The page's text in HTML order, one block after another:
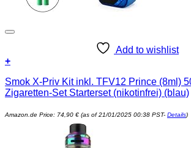
Add to wishlist
+
Smok X-Priv Kit inkl. TFV12 Prince (8ml)
Zigaretten-Set Starterset (nikotinfrei) (blau)
Amazon.de Price: 74,90 € (as of 21/01/2025 00:38 PST- Details)